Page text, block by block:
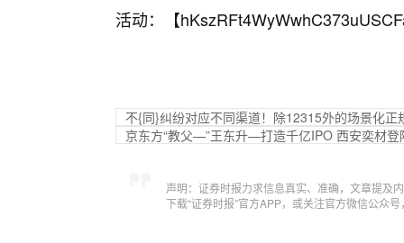
活动：【
不{同}纠纷对应不同渠道！除12315外的场景化正
京东方“教父—”王东升—打造千亿IPO 西安奕材登
声明：证券时报力求信息真实、准确，文章提及
下载“证券时报”官方APP，或关注官方微信公众